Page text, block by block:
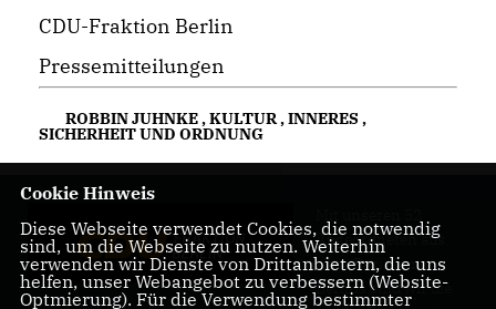
CDU-Fraktion Berlin
Pressemitteilungen
ROBBIN JUHNKE,KULTUR,INNERES ,
SICHERHEIT UND ORDNUNG
Abgeordneten aus
allen Bezirken
Berlins sind wir die
Cookie Hinweis
Diese Webseite verwendet Cookies, die notwendig
sind, um die Webseite zu nutzen. Weiterhin
verwenden wir Dienste von Drittanbietern, die uns
helfen, unser Webangebot zu verbessern (Website-
Optmierung). Für die Verwendung bestimmter